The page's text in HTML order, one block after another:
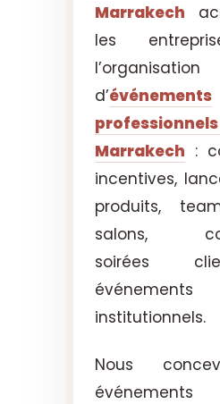
Marrakech
les
l’organisation
d’événements
Marrakech :
incentives,
produits,
salons,
soirées
événements
institutionnels.
Nous